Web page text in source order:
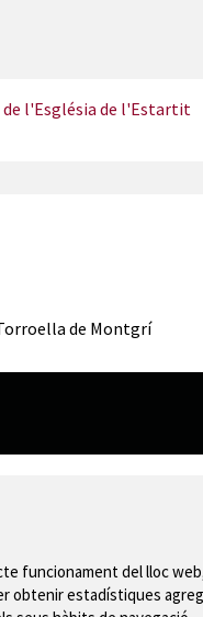
l'Església de l'Estartit
Torroella de Montgrí
funcionament del lloc
obtenir estadístiques